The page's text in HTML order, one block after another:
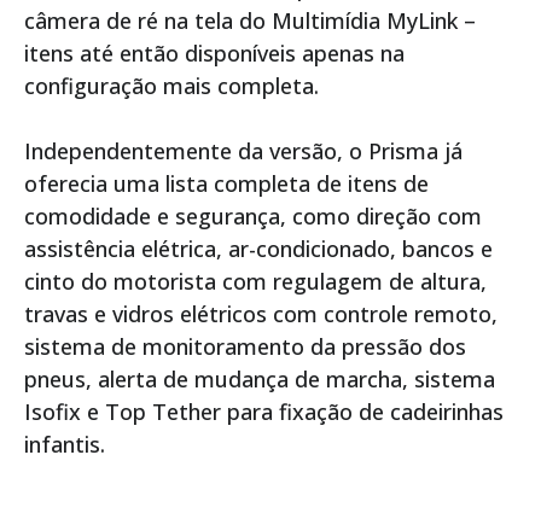
câmera de ré na tela do Multimídia MyLink –
itens até então disponíveis apenas na
configuração mais completa.
Independentemente da versão, o Prisma já
oferecia uma lista completa de itens de
comodidade e segurança, como direção com
assistência elétrica, ar-condicionado, bancos e
cinto do motorista com regulagem de altura,
travas e vidros elétricos com controle remoto,
sistema de monitoramento da pressão dos
pneus, alerta de mudança de marcha, sistema
Isofix e Top Tether para fixação de cadeirinhas
infantis.